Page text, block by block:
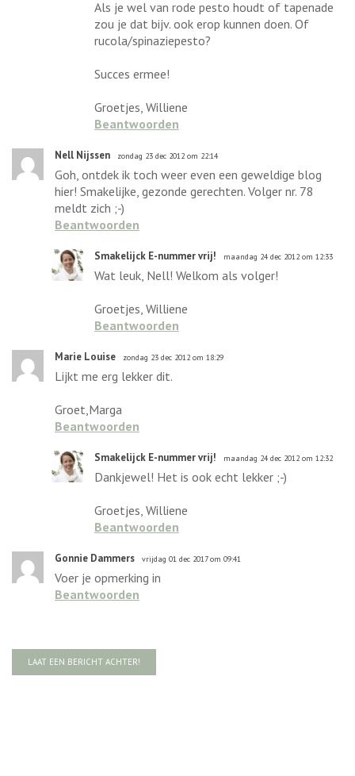
Als je wel van rode pesto houdt of tapenade
zou je dat bijv. ook erop kunnen doen. Of
rucola/spinaziepesto?
Succes ermee!
Groetjes, Williene
Beantwoorden
Nell Nijssen zondag 23 dec 2012 om 22:14
Goh, ontdek ik toch weer even een geweldige blog
hier! Smakelijke, gezonde gerechten. Volger nr. 78
meldt zich ;-)
Beantwoorden
Smakelijck E-nummer vrij! maandag 24 dec 2012 om 12:33
Wat leuk, Nell! Welkom als volger!
Groetjes, Williene
Beantwoorden
Marie Louise zondag 23 dec 2012 om 18:29
Lijkt me erg lekker dit.
Groet,Marga
Beantwoorden
Smakelijck E-nummer vrij! maandag 24 dec 2012 om 12:32
Dankjewel! Het is ook echt lekker ;-)
Groetjes, Williene
Beantwoorden
Gonnie Dammers vrijdag 01 dec 2017 om 09:41
Voer je opmerking in
Beantwoorden
LAAT EEN BERICHT ACHTER!